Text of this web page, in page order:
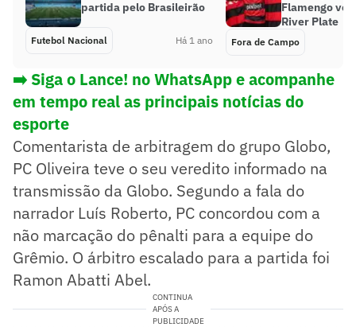
partida pelo Brasileirão
Futebol Nacional Há 1 ano
Flamengo
River Plate
Fora de Campo
➡️ Siga o Lance! no WhatsApp e acompanhe
em tempo real as principais notícias do
esporte
Comentarista de arbitragem do grupo Globo,
PC Oliveira teve o seu veredito informado na
transmissão da Globo. Segundo a fala do
narrador Luís Roberto, PC concordou com a
não marcação do pênalti para a equipe do
Grêmio. O árbitro escalado para a partida foi
Ramon Abatti Abel.
CONTINUA
APÓS A
PUBLICIDADE